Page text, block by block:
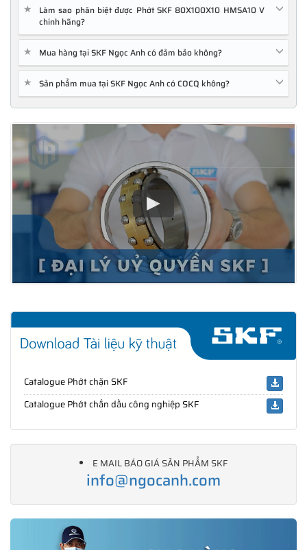
★
Làm sao phân biệt được Phớt SKF 80X100X10 HMSA10 V
chính hãng?
★ Mua hàng tại SKF Ngọc Anh có đảm bảo không?
★ Sản phẩm mua tại SKF Ngọc Anh có COCQ không?
Catalogue Phớt chặn SKF
Catalogue Phớt chắn dầu công nghiệp SKF
E MAIL BÁO GIÁ SẢN PHẨM SKF
info@ngocanh.com